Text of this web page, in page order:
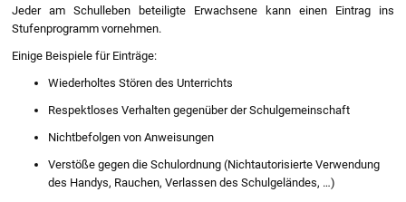
Jeder am Schulleben beteiligte Erwachsene kann einen Eintrag ins
Stufenprogramm vornehmen.
Einige Beispiele für Einträge:
Wiederholtes Stören des Unterrichts
Respektloses Verhalten gegenüber der Schulgemeinschaft
Nichtbefolgen von Anweisungen
Verstöße gegen die Schulordnung (Nichtautorisierte Verwendung
des Handys, Rauchen, Verlassen des Schulgeländes, …)